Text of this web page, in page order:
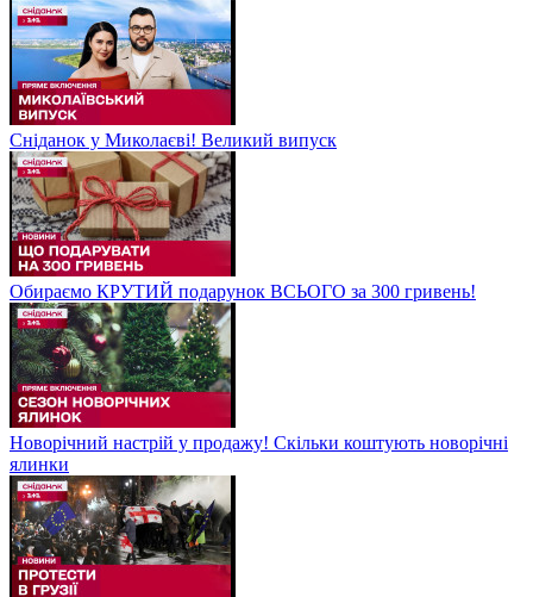
Сніданок у Миколаєві! Великий випуск
Обираємо КРУТИЙ подарунок ВСЬОГО за 300 гривень!
Новорічний настрій у продажу! Скільки коштують новорічні
ялинки